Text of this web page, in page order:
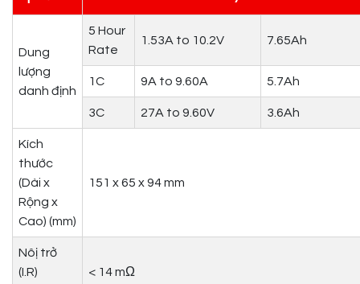
Dung
lượng
danh định
5 Hour
Rate
1.53A to 10.2V 7.65Ah
1C 9A to 9.60A 5.7Ah
3C 27A to 9.60V 3.6Ah
Kích
thước
(Dài x
Rộng x
Cao) (mm)
151 x 65 x 94 mm
Nôị trở
(I.R)
< 14 mΩ